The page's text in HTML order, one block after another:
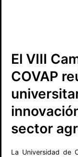
El VIII
COVAP
sector
La Universidad de